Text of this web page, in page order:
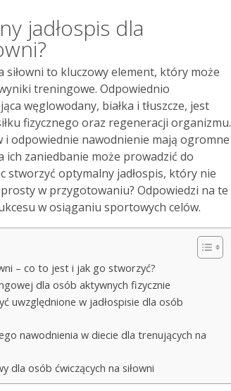
jadłospis dla
siłowni to kluczowy element, który może
treningowe. Odpowiednio
węglowodany, białka i tłuszcze, jest
fizycznego oraz regeneracji organizmu.
i odpowiednie nawodnienie mają ogromne
ich zaniedbanie może prowadzić do
stworzyć optymalny jadłospis, który nie
w przygotowaniu? Odpowiedzi na te
w osiąganiu sportowych celów.
– co to jest i jak go stworzyć?
dla osób aktywnych fizycznie
uwzględnione w jadłospisie dla osób
nawodnienia w diecie dla trenujących na
dla osób ćwiczących na siłowni